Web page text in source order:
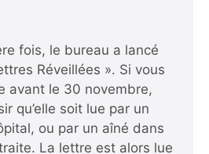
fois, le bureau a lancé
Réveillées ». Si vous
avant le 30 novembre,
qu’elle soit lue par un
ou par un aîné dans
La lettre est alors lue